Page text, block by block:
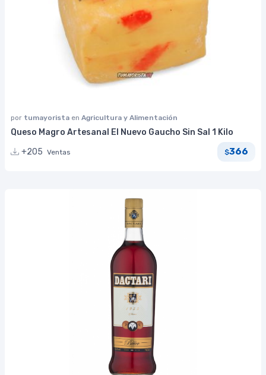
por tumayorista en Agricultura y Alimentación
Queso Magro Artesanal El Nuevo Gaucho Sin Sal 1 Kilo
+205 Ventas $366